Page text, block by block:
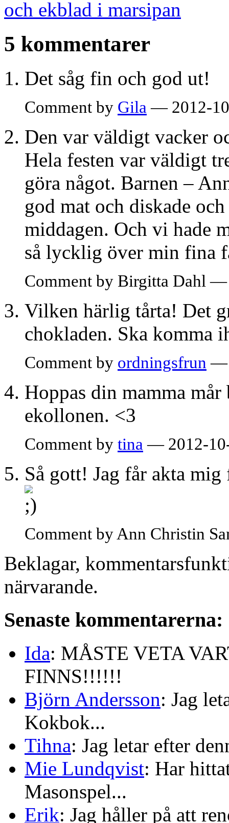
5 kommentarer
Det såg fin och god ut!
Comment by Gila — 2012-
Den var väldigt vacker
Hela festen var väldigt
göra något. Barnen –
god mat och diskade
middagen. Och vi hade
så lycklig över min fina
Comment by Birgitta Dahl
Vilken härlig tårta! Det
chokladen. Ska komma
Comment by ordningsfrun —
Hoppas din mamma
ekollonen. <3
Comment by tina — 2012-
Så gott! Jag får akta
Comment by Ann Christin
Beklagar,
närvarande.
Senaste kommentarerna:
Ida: MÅSTE VETA
FINNS!!!!!!
Björn Andersson: Jag
Kokbok...
Tihna: Jag letar efter
Mie Lundqvist: Har
Masonspel...
Erik: Jag håller på att